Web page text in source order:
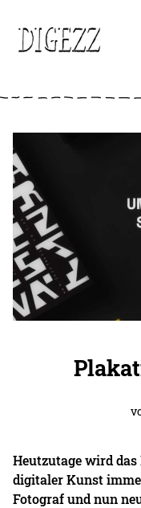
Heutzutage wird
digitaler Kunst
Fotograf und nun